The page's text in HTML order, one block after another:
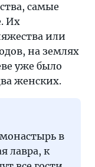
самые
Их
или
на землях
уже было
женских.
в
лавра, к